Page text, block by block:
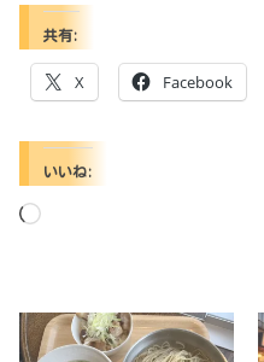
共有:
X Facebook
いいね:
読
み
中…